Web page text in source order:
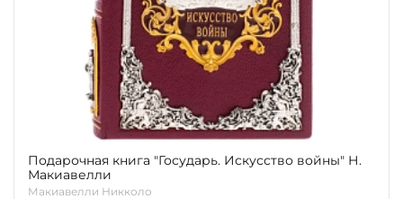
Подарочная книга "Государь. Искусство войны" Н.
Макиавелли
Макиавелли Никколо